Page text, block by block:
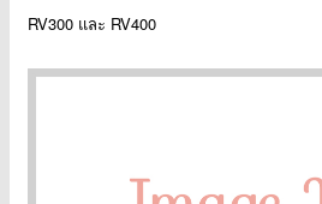
RV300 และ RV400